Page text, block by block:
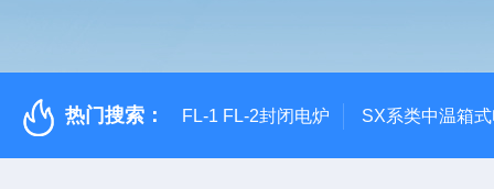
热门搜索： FL-1 FL-2封闭电炉 SX系类中温箱